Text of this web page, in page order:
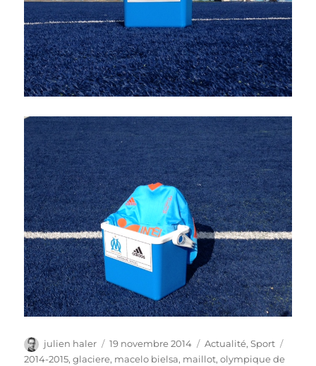
Auteur
julien haler
Publié
le
19 novembre 2014 Catégories
Actualité,Sport
2014-2015,glaciere, macelo bielsa, maillot,olympique de